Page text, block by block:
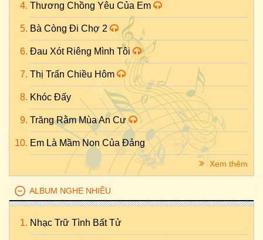
Thương Chồng Yêu Của Em
Bà Còng Đi Chợ 2
Đau Xót Riêng Mình Tôi
Thị Trấn Chiều Hôm
Khóc Đấy
Trăng Rằm Mùa An Cư
Em Là Mầm Non Của Đảng
Xem thêm
ALBUM NGHE NHIỀU
Nhạc Trữ Tình Bất Tử